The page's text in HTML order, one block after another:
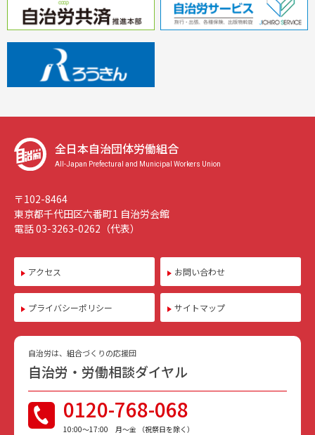
全日本自治団体労働組合
All-Japan Prefectural and Municipal Workers Union
〒102-8464
東京都千代田区六番町1 自治労会館
電話 03-3263-0262（代表）
アクセス お問い合わせ
プライバシーポリシー サイトマップ
自治労は、組合づくりの応援団
自治労・労働相談ダイヤル
0120-768-068
10:00〜17:00 月〜金 （祝祭日を除く）